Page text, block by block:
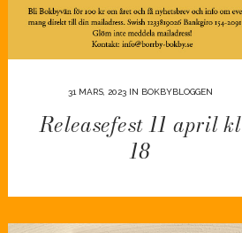
31 MARS, 2023IN BOKBYBLOGGEN
Releasefest 11 april kl
18